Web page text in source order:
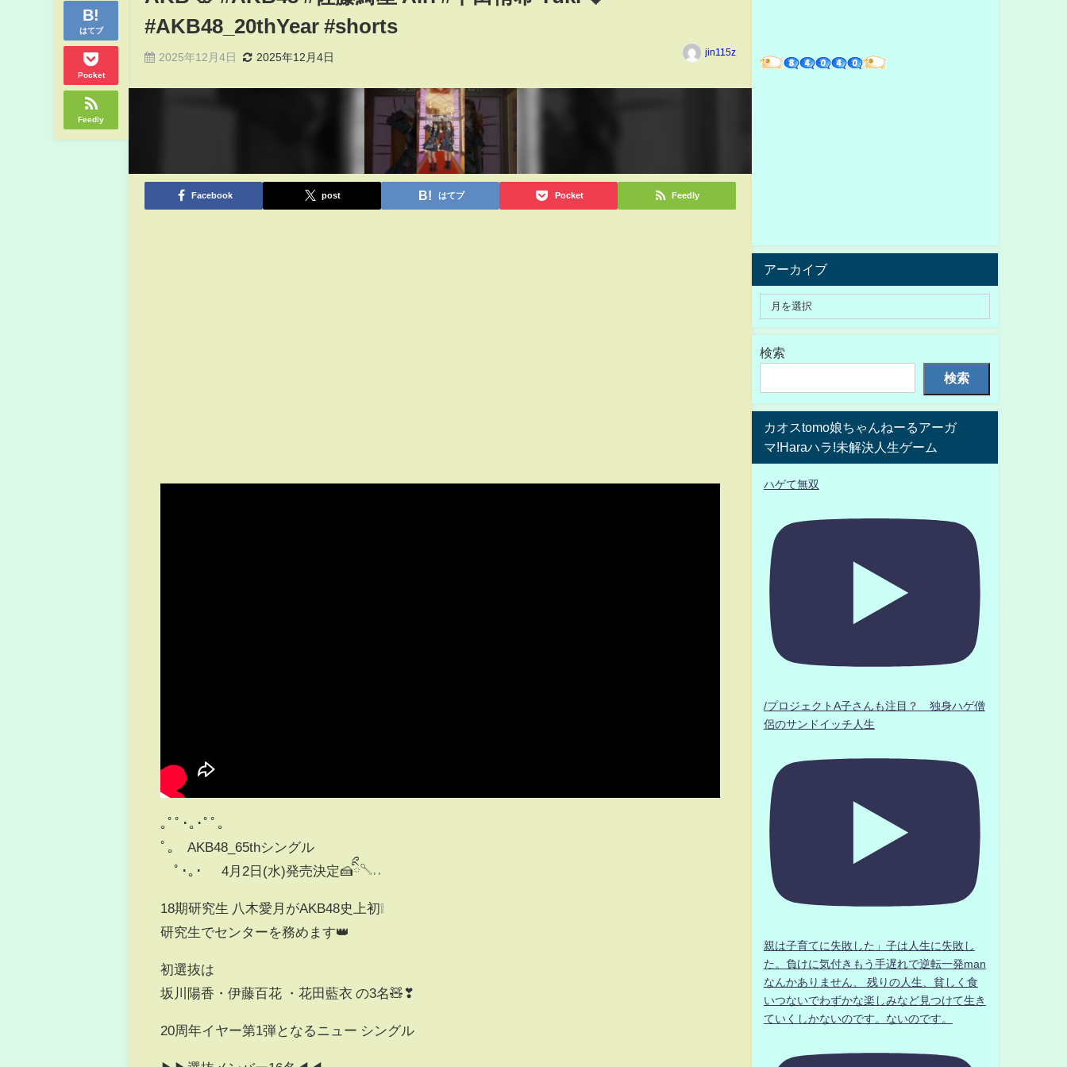
はてブ
Pocket
Feedly
#AKB48_20thYear #shorts
2025年12月4日 2025年12月4日 jin115z
Facebook post はてブ Pocket Feedly
｡ﾟﾟ･｡･ﾟﾟ｡
ﾟ。 AKB48_65thシングル
ﾟ･｡･ 4月2日(水)発売決定🍰ིྀ𓌈˒˒
18期研究生 八木愛月がAKB48史上初❕
研究生でセンターを務めます👑
初選抜は
坂川陽香・伊藤百花 ・花田藍衣 の3名🧸❣︎
20周年イヤー第1弾となるニュー シングル
アーカイブ
検索
検索
カオスtomo娘ちゃんねーるアーガ
マ!Haraハラ!未解決人生ゲーム
ハゲて無双
/プロジェクトA子さんも注目？ 独身ハゲ僧
侶のサンドイッチ人生
親は子育てに失敗した」子は人生に失敗し
た。負けに気付きもう手遅れで逆転一発man
なんかありません、 残りの人生、貧しく食
いつないでわずかな楽しみなど見つけて生き
ていくしかないのです。ないのです。